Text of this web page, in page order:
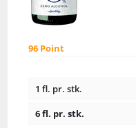
96 Point
1 fl. pr. stk.
6 fl. pr. stk.